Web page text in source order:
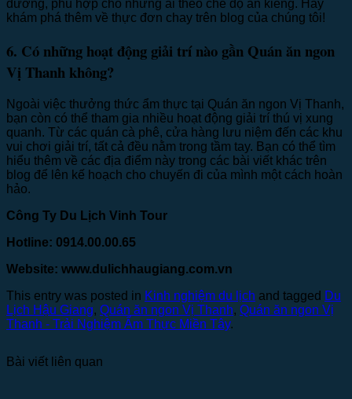
dưỡng, phù hợp cho những ai theo chế độ ăn kiêng. Hãy
khám phá thêm về thực đơn chay trên blog của chúng tôi!
6. Có những hoạt động giải trí nào gần Quán ăn ngon
Vị Thanh không?
Ngoài việc thưởng thức ẩm thực tại Quán ăn ngon Vị Thanh,
bạn còn có thể tham gia nhiều hoạt động giải trí thú vị xung
quanh. Từ các quán cà phê, cửa hàng lưu niệm đến các khu
vui chơi giải trí, tất cả đều nằm trong tầm tay. Bạn có thể tìm
hiểu thêm về các địa điểm này trong các bài viết khác trên
blog để lên kế hoạch cho chuyến đi của mình một cách hoàn
hảo.
Công Ty Du Lịch Vinh Tour
Hotline: 0914.00.00.65
Website: www.dulichhaugiang.com.vn
This entry was posted in Kinh nghiệm du lịch and tagged Du
Lịch Hậu Giang, Quán ăn ngon Vị Thanh, Quán ăn ngon Vị
Thanh - Trải Nghiệm Ẩm Thực Miền Tây.
Bài viết liên quan